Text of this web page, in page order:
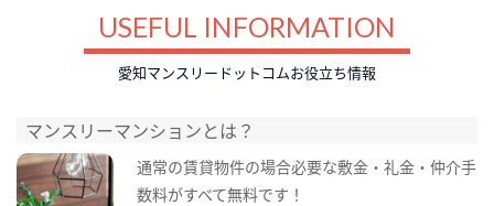
USEFUL INFORMATION
愛知マンスリードットコムお役立ち情報
マンスリーマンションとは？
通常の賃貸物件の場合必要な敷金・礼金・仲介手
数料がすべて無料です！